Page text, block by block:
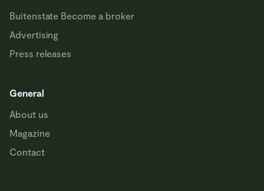
Buitenstate Become a broker
Advertising
Press releases
General
About us
Magazine
Contact